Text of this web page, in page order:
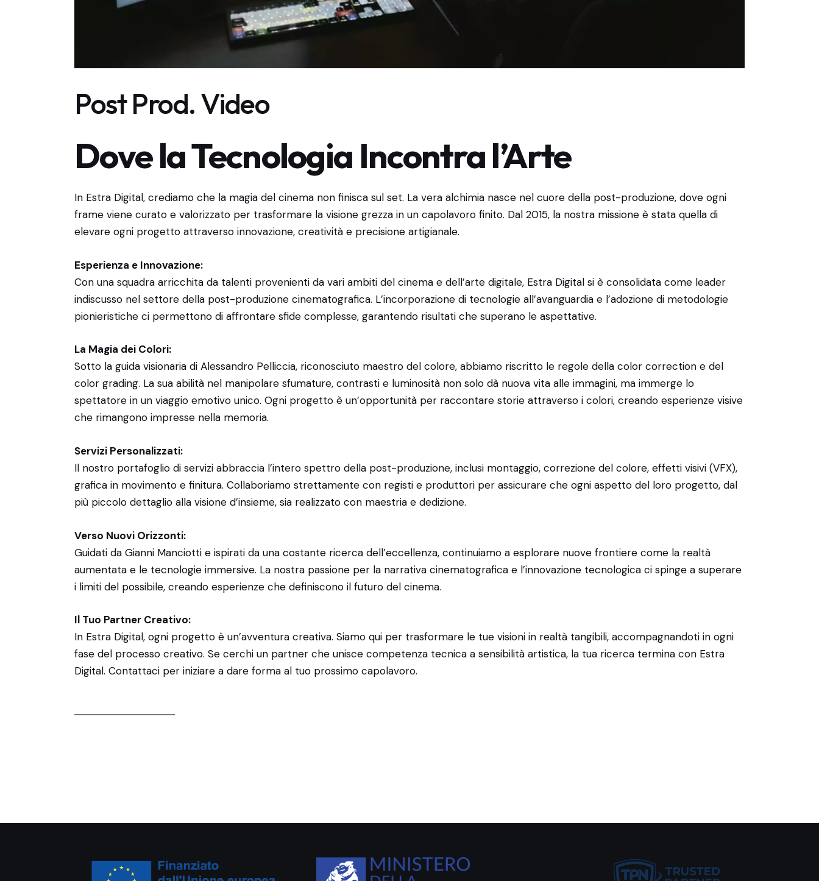
Post Prod. Video
Dove la Tecnologia Incontra l’Arte
In Estra Digital, crediamo che la magia del cinema non finisca sul set. La vera alchimia nasce nel cuore della post-produzione, dove ogni
frame viene curato e valorizzato per trasformare la visione grezza in un capolavoro finito. Dal 2015, la nostra missione è stata quella di
elevare ogni progetto attraverso innovazione, creatività e precisione artigianale.
Esperienza e Innovazione:
Con una squadra arricchita da talenti provenienti da vari ambiti del cinema e dell’arte digitale, Estra Digital si è consolidata come leader
indiscusso nel settore della post-produzione cinematografica. L’incorporazione di tecnologie all’avanguardia e l’adozione di metodologie
pionieristiche ci permettono di affrontare sfide complesse, garantendo risultati che superano le aspettative.
La Magia dei Colori:
Sotto la guida visionaria di Alessandro Pelliccia, riconosciuto maestro del colore, abbiamo riscritto le regole della color correction e del
color grading. La sua abilità nel manipolare sfumature, contrasti e luminosità non solo dà nuova vita alle immagini, ma immerge lo
spettatore in un viaggio emotivo unico. Ogni progetto è un’opportunità per raccontare storie attraverso i colori, creando esperienze visive
che rimangono impresse nella memoria.
Servizi Personalizzati:
Il nostro portafoglio di servizi abbraccia l’intero spettro della post-produzione, inclusi montaggio, correzione del colore, effetti visivi (VFX),
grafica in movimento e finitura. Collaboriamo strettamente con registi e produttori per assicurare che ogni aspetto del loro progetto, dal
più piccolo dettaglio alla visione d’insieme, sia realizzato con maestria e dedizione.
Verso Nuovi Orizzonti:
Guidati da Gianni Manciotti e ispirati da una costante ricerca dell’eccellenza, continuiamo a esplorare nuove frontiere come la realtà
aumentata e le tecnologie immersive. La nostra passione per la narrativa cinematografica e l’innovazione tecnologica ci spinge a superare
i limiti del possibile, creando esperienze che definiscono il futuro del cinema.
Il Tuo Partner Creativo:
In Estra Digital, ogni progetto è un’avventura creativa. Siamo qui per trasformare le tue visioni in realtà tangibili, accompagnandoti in ogni
fase del processo creativo. Se cerchi un partner che unisce competenza tecnica a sensibilità artistica, la tua ricerca termina con Estra
Digital. Contattaci per iniziare a dare forma al tuo prossimo capolavoro.